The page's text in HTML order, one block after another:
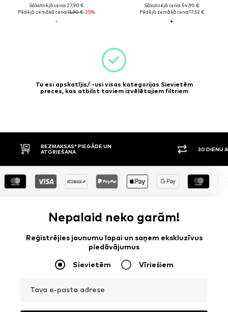
Sākotnējā cena: 27,90 €
Pēdējā zemākā cena:15,90 €-25%
Sākotnējā cena: 54,90 €
Pēdējā zemākā cena:17,52 €
Tu esi apskatījis/ -usi visas kategorijas Sievietēm
preces, kas atbilst taviem izvēlētajiem filtriem
BEZMAKSAS* PIEGĀDE UN
ATGRIEŠANA
30 DIENU
Nepalaid neko garām!
Reģistrējies jaunumu lapai un saņem ekskluzīvus
piedāvājumus
Sievietēm Vīriešiem
Tava e-pasta adrese